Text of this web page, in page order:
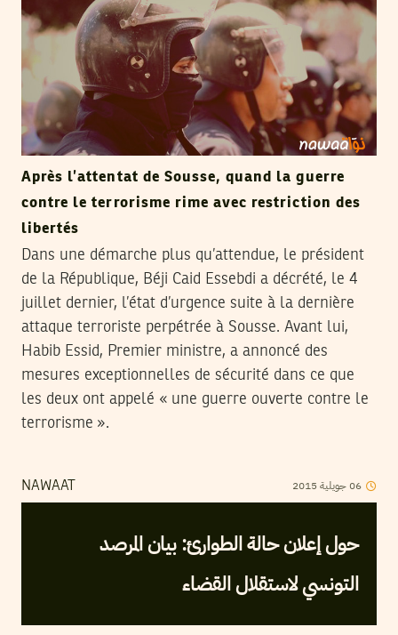
Après l’attentat de Sousse, quand la guerre
contre le terrorisme rime avec restriction des
libertés
Dans une démarche plus qu’attendue, le président
de la République, Béji Caid Essebdi a décrété, le 4
juillet dernier, l’état d’urgence suite à la dernière
attaque terroriste perpétrée à Sousse. Avant lui,
Habib Essid, Premier ministre, a annoncé des
mesures exceptionnelles de sécurité dans ce que
les deux ont appelé « une guerre ouverte contre le
terrorisme ».
NAWAAT 06جويلية 2015
حول إعلان حالة الطوارئ: بيان المرصد
التونسي لاستقلال القضاء